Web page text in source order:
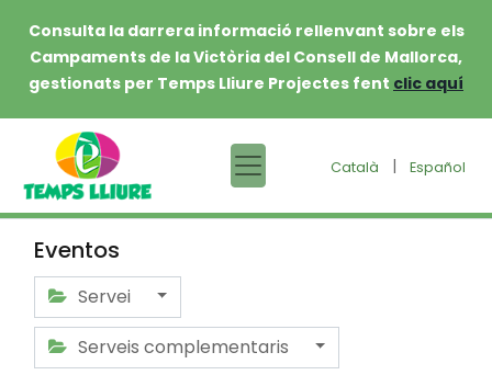
Consulta la darrera informació rellenvant sobre els
Campaments de la Victòria del Consell de Mallorca,
gestionats per Temps Lliure Projectes fent clic aquí
Català | Español
Eventos
Servei
Serveis complementaris